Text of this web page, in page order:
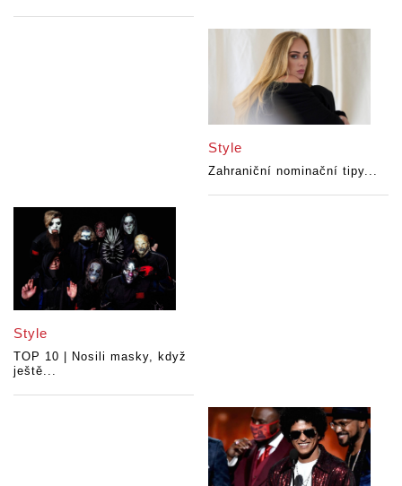
Style
Zahraniční nominační tipy...
Style
TOP 10 | Nosili masky, když
ještě...